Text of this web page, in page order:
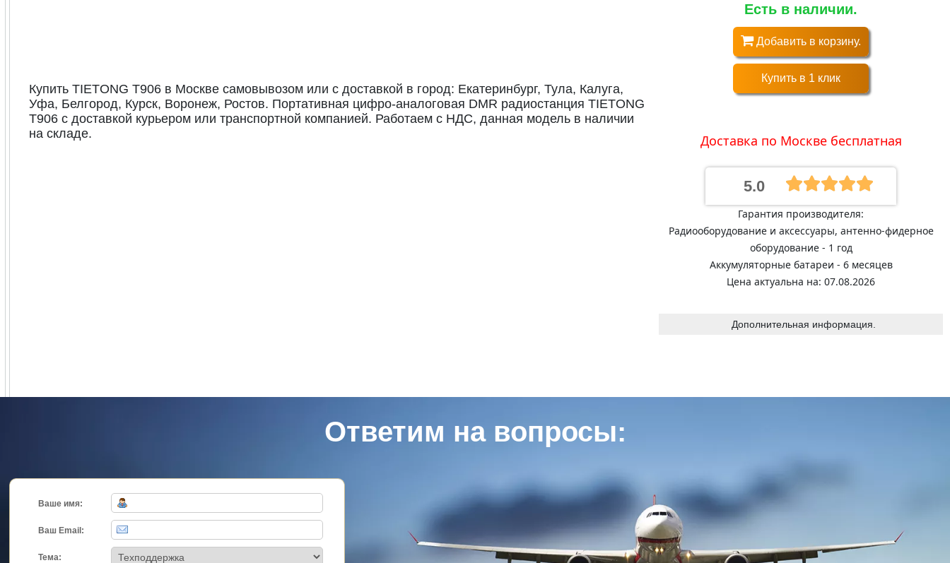
Купить TIETONG T906 в Москве самовывозом или с доставкой в город: Екатеринбург, Тула, Калуга,
Уфа, Белгород, Курск, Воронеж, Ростов. Портативная цифро-аналоговая DMR радиостанция TIETONG
T906 с доставкой курьером или транспортной компанией. Работаем с НДС, данная модель в наличии
на складе.
Есть в наличии.
Добавить в корзину.
Купить в 1 клик
Доставка по Москве бесплатная
5.0
Гарантия производителя:
Радиооборудование и аксессуары, антенно-фидерное
оборудование - 1 год
Аккумуляторные батареи - 6 месяцев
Цена актуальна на: 07.08.2026
Дополнительная информация.
Ответим на вопросы:
Ваше имя:
Ваш Email:
Тема: